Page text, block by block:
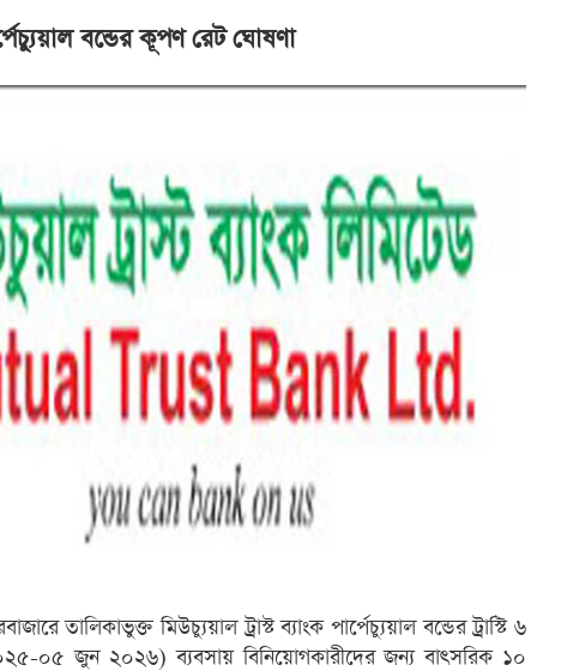
বন্ডের কূপণ রেট ঘোষণা
তালিকাভুক্ত মিউচ্যুয়াল ট্রাস্ট ব্যাংক পার্পেচ্যুয়াল বন্ডের ট্রাস্টি ৬
০৫ জুন ২০২৬) ব্যবসায় বিনিয়োগকারীদের জন্য বাৎসরিক ১০